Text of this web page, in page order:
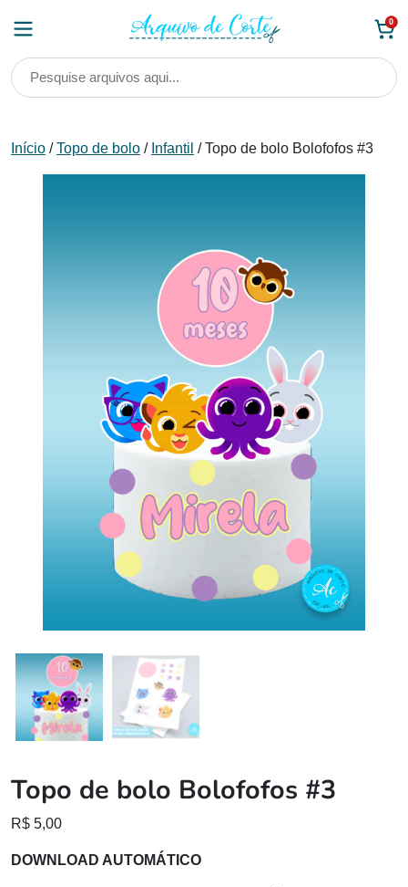
0
Início /Topo de bolo / Infantil / Topo de bolo Bolofofos #3
Topo de bolo Bolofofos #3
R$ 5,00
DOWNLOAD AUTOMÁTICO